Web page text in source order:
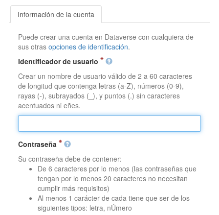
Información de la cuenta
Puede crear una cuenta en Dataverse con cualquiera de
sus otrasopciones de identificación.
Identificador de usuario
Crear un nombre de usuario válido de 2 a 60 caracteres
de longitud que contenga letras (a-Z), números (0-9),
rayas (-), subrayados (_), y puntos (.) sin caracteres
acentuados ni eñes.
Contraseña
Su contraseña debe de contener:
De 6 caracteres por lo menos (las contraseñas que
tengan por lo menos 20 caracteres no necesitan
cumplir más requisitos)
Al menos 1 carácter de cada tiene que ser de los
siguientes tipos: letra, nÚmero